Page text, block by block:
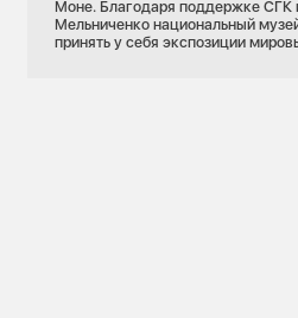
Моне. Благодаря поддержке СГК
Мельниченко национальный
принять у себя экспозиции